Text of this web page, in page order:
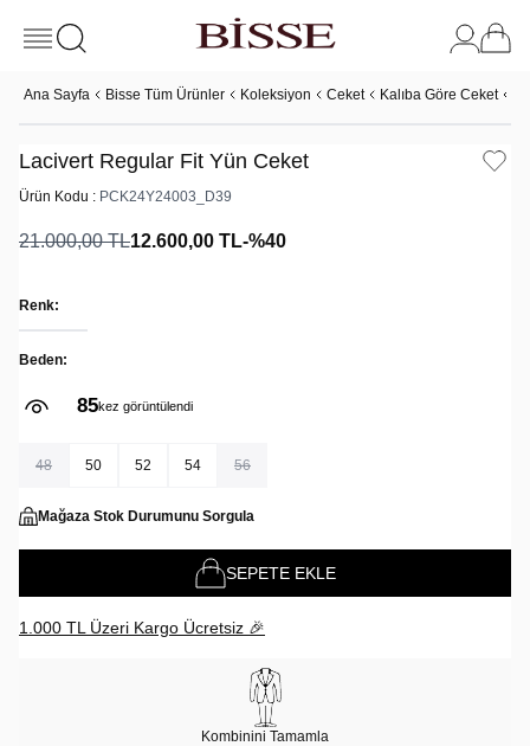
Ana Sayfa Bisse Tüm Ürünler Koleksiyon Ceket Kalıba Göre Ceket
Lacivert Regular Fit Yün Ceket
Ürün Kodu : PCK24Y24003_D39
21.000,00TL12.600,00 TL-%40
Renk:
Beden:
85kez görüntülendi
48 50 52 54 56
Mağaza Stok Durumunu Sorgula
SEPETE EKLE
1.000 TL Üzeri Kargo Ücretsiz 🎉
Kombinini Tamamla